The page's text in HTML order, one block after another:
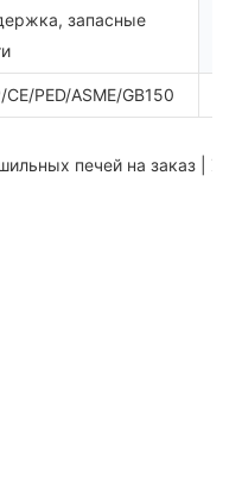
запасные
CE/PED/ASME/GB150